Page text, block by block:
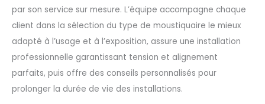
par son service sur mesure. L’équipe accompagne chaque
client dans la sélection du type de moustiquaire le mieux
adapté à l’usage et à l’exposition, assure une installation
professionnelle garantissant tension et alignement
parfaits, puis offre des conseils personnalisés pour
prolonger la durée de vie des installations.